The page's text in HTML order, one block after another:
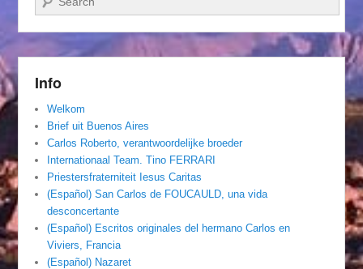
Info
Welkom
Brief uit Buenos Aires
Carlos Roberto, verantwoordelijke broeder
Internationaal Team. Tino FERRARI
Priestersfraterniteit Iesus Caritas
(Español) San Carlos de FOUCAULD, una vida
desconcertante
(Español) Escritos originales del hermano Carlos en
Viviers, Francia
(Español) Nazaret